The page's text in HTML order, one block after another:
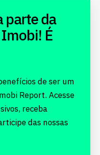
parte da
É
de ser um
Report. Acesse
receba
das nossas